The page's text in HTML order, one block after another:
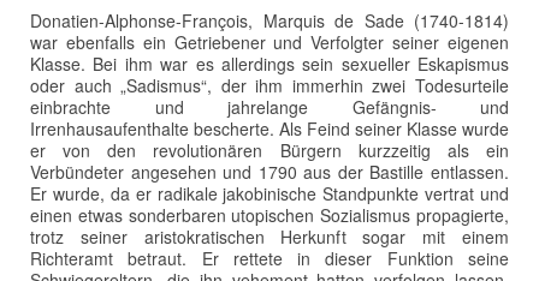
Donatien-Alphonse-François, Marquis de Sade (1740-1814)
war ebenfalls ein Getriebener und Verfolgter seiner eigenen
Klasse. Bei ihm war es allerdings sein sexueller Eskapismus
oder auch „Sadismus“, der ihm immerhin zwei Todesurteile
einbrachte und jahrelange Gefängnis- und
Irrenhausaufenthalte bescherte. Als Feind seiner Klasse wurde
er von den revolutionären Bürgern kurzzeitig als ein
Verbündeter angesehen und 1790 aus der Bastille entlassen.
Er wurde, da er radikale jakobinische Standpunkte vertrat und
einen etwas sonderbaren utopischen Sozialismus propagierte,
trotz seiner aristokratischen Herkunft sogar mit einem
Richteramt betraut. Er rettete in dieser Funktion seine